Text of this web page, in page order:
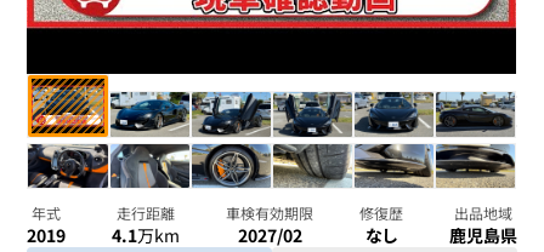
年式
2019
走行距離
4.1万km
車検有効期限
2027/02
修復歴
なし
出品地域
鹿児島県